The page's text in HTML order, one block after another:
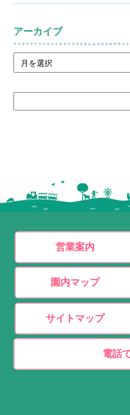
アーカイブ
営業案内
園内マップ
サイトマップ
電話